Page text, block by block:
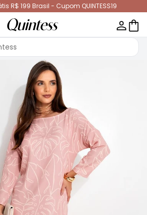
R$ 199 Brasil - Cupom QUINTESS19